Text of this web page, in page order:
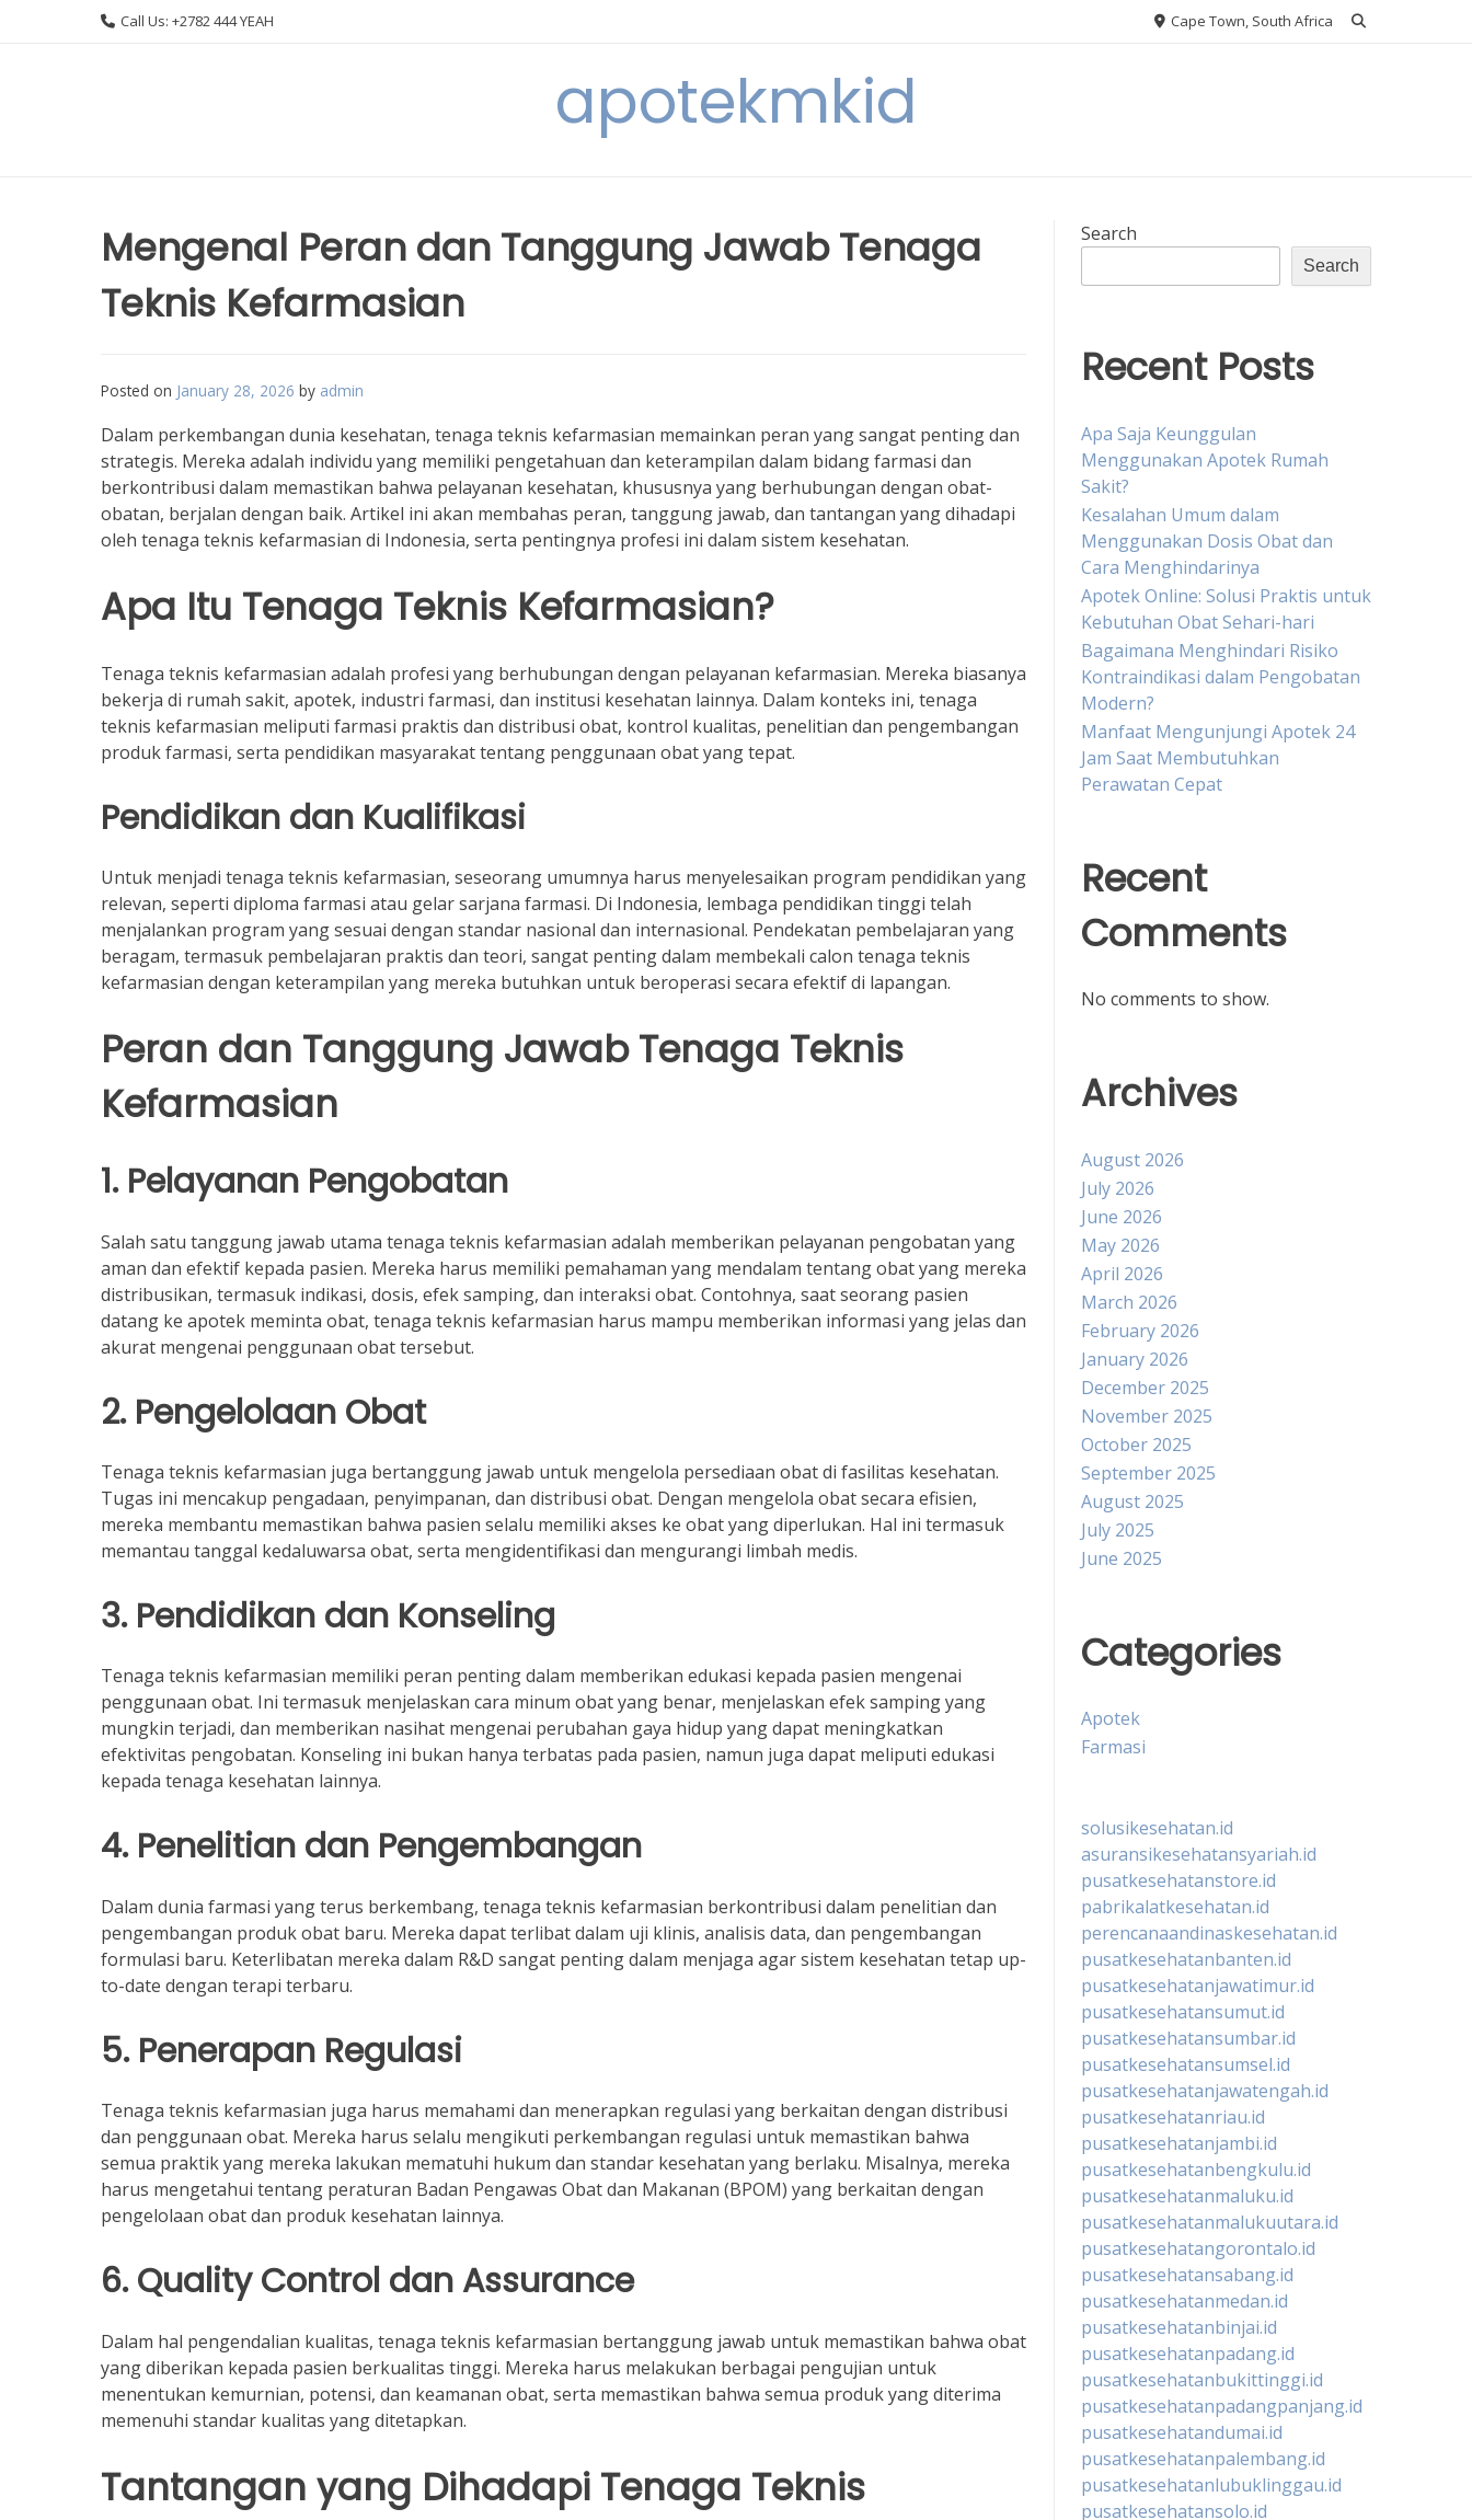
Call Us: +2782 444 YEAH Cape Town, South Africa
apotekmkid
Mengenal Peran dan Tanggung Jawab Tenaga
Teknis Kefarmasian
Posted on January 28, 2026 by admin
Dalam perkembangan dunia kesehatan, tenaga teknis kefarmasian memainkan peran yang sangat penting dan
strategis. Mereka adalah individu yang memiliki pengetahuan dan keterampilan dalam bidang farmasi dan
berkontribusi dalam memastikan bahwa pelayanan kesehatan, khususnya yang berhubungan dengan obat-
obatan, berjalan dengan baik. Artikel ini akan membahas peran, tanggung jawab, dan tantangan yang dihadapi
oleh tenaga teknis kefarmasian di Indonesia, serta pentingnya profesi ini dalam sistem kesehatan.
Apa Itu Tenaga Teknis Kefarmasian?
Tenaga teknis kefarmasian adalah profesi yang berhubungan dengan pelayanan kefarmasian. Mereka biasanya
bekerja di rumah sakit, apotek, industri farmasi, dan institusi kesehatan lainnya. Dalam konteks ini, tenaga
teknis kefarmasian meliputi farmasi praktis dan distribusi obat, kontrol kualitas, penelitian dan pengembangan
produk farmasi, serta pendidikan masyarakat tentang penggunaan obat yang tepat.
Pendidikan dan Kualifikasi
Untuk menjadi tenaga teknis kefarmasian, seseorang umumnya harus menyelesaikan program pendidikan yang
relevan, seperti diploma farmasi atau gelar sarjana farmasi. Di Indonesia, lembaga pendidikan tinggi telah
menjalankan program yang sesuai dengan standar nasional dan internasional. Pendekatan pembelajaran yang
beragam, termasuk pembelajaran praktis dan teori, sangat penting dalam membekali calon tenaga teknis
kefarmasian dengan keterampilan yang mereka butuhkan untuk beroperasi secara efektif di lapangan.
Peran dan Tanggung Jawab Tenaga Teknis
Kefarmasian
1. Pelayanan Pengobatan
Salah satu tanggung jawab utama tenaga teknis kefarmasian adalah memberikan pelayanan pengobatan yang
aman dan efektif kepada pasien. Mereka harus memiliki pemahaman yang mendalam tentang obat yang mereka
distribusikan, termasuk indikasi, dosis, efek samping, dan interaksi obat. Contohnya, saat seorang pasien
datang ke apotek meminta obat, tenaga teknis kefarmasian harus mampu memberikan informasi yang jelas dan
akurat mengenai penggunaan obat tersebut.
2. Pengelolaan Obat
Tenaga teknis kefarmasian juga bertanggung jawab untuk mengelola persediaan obat di fasilitas kesehatan.
Tugas ini mencakup pengadaan, penyimpanan, dan distribusi obat. Dengan mengelola obat secara efisien,
mereka membantu memastikan bahwa pasien selalu memiliki akses ke obat yang diperlukan. Hal ini termasuk
memantau tanggal kedaluwarsa obat, serta mengidentifikasi dan mengurangi limbah medis.
3. Pendidikan dan Konseling
Tenaga teknis kefarmasian memiliki peran penting dalam memberikan edukasi kepada pasien mengenai
penggunaan obat. Ini termasuk menjelaskan cara minum obat yang benar, menjelaskan efek samping yang
mungkin terjadi, dan memberikan nasihat mengenai perubahan gaya hidup yang dapat meningkatkan
efektivitas pengobatan. Konseling ini bukan hanya terbatas pada pasien, namun juga dapat meliputi edukasi
kepada tenaga kesehatan lainnya.
4. Penelitian dan Pengembangan
Dalam dunia farmasi yang terus berkembang, tenaga teknis kefarmasian berkontribusi dalam penelitian dan
pengembangan produk obat baru. Mereka dapat terlibat dalam uji klinis, analisis data, dan pengembangan
formulasi baru. Keterlibatan mereka dalam R&D sangat penting dalam menjaga agar sistem kesehatan tetap up-
to-date dengan terapi terbaru.
5. Penerapan Regulasi
Tenaga teknis kefarmasian juga harus memahami dan menerapkan regulasi yang berkaitan dengan distribusi
dan penggunaan obat. Mereka harus selalu mengikuti perkembangan regulasi untuk memastikan bahwa
semua praktik yang mereka lakukan mematuhi hukum dan standar kesehatan yang berlaku. Misalnya, mereka
harus mengetahui tentang peraturan Badan Pengawas Obat dan Makanan (BPOM) yang berkaitan dengan
pengelolaan obat dan produk kesehatan lainnya.
6. Quality Control dan Assurance
Dalam hal pengendalian kualitas, tenaga teknis kefarmasian bertanggung jawab untuk memastikan bahwa obat
yang diberikan kepada pasien berkualitas tinggi. Mereka harus melakukan berbagai pengujian untuk
menentukan kemurnian, potensi, dan keamanan obat, serta memastikan bahwa semua produk yang diterima
memenuhi standar kualitas yang ditetapkan.
Tantangan yang Dihadapi Tenaga Teknis
Search
Search
Recent Posts
Apa Saja Keunggulan
Menggunakan Apotek Rumah
Sakit?
Kesalahan Umum dalam
Menggunakan Dosis Obat dan
Cara Menghindarinya
Apotek Online: Solusi Praktis untuk
Kebutuhan Obat Sehari-hari
Bagaimana Menghindari Risiko
Kontraindikasi dalam Pengobatan
Modern?
Manfaat Mengunjungi Apotek 24
Jam Saat Membutuhkan
Perawatan Cepat
Recent
Comments
No comments to show.
Archives
August 2026
July 2026
June 2026
May 2026
April 2026
March 2026
February 2026
January 2026
December 2025
November 2025
October 2025
September 2025
August 2025
July 2025
June 2025
Categories
Apotek
Farmasi
solusikesehatan.id
asuransikesehatansyariah.id
pusatkesehatanstore.id
pabrikalatkesehatan.id
perencanaandinaskesehatan.id
pusatkesehatanbanten.id
pusatkesehatanjawatimur.id
pusatkesehatansumut.id
pusatkesehatansumbar.id
pusatkesehatansumsel.id
pusatkesehatanjawatengah.id
pusatkesehatanriau.id
pusatkesehatanjambi.id
pusatkesehatanbengkulu.id
pusatkesehatanmaluku.id
pusatkesehatanmalukuutara.id
pusatkesehatangorontalo.id
pusatkesehatansabang.id
pusatkesehatanmedan.id
pusatkesehatanbinjai.id
pusatkesehatanpadang.id
pusatkesehatanbukittinggi.id
pusatkesehatanpadangpanjang.id
pusatkesehatandumai.id
pusatkesehatanpalembang.id
pusatkesehatanlubuklinggau.id
pusatkesehatansolo.id